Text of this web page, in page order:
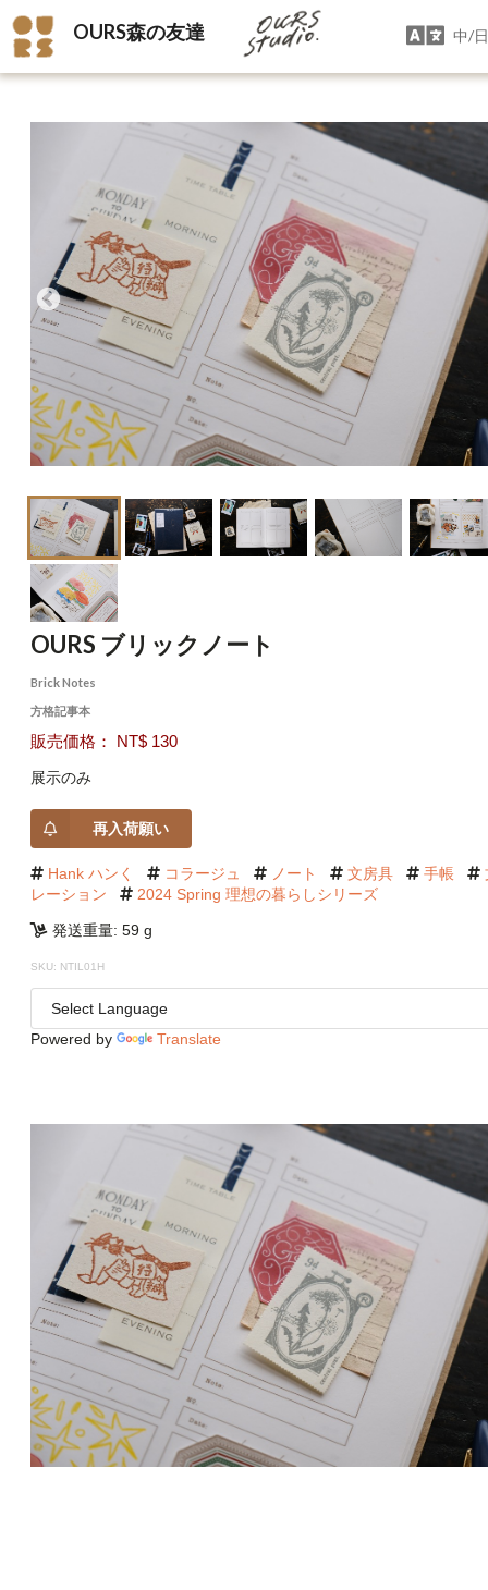
OURS森の友達 中/
OURS ブリックノート
Brick Notes
方格記事本
販売価格： NT$ 130
展示のみ
再入荷願い
Hank ハンく コラージュ ノート 文房具 手帳
レーション
2024 Spring 理想の暮らしシリーズ
発送重量: 59 g
SKU: NTIL01H
Powered by Translate